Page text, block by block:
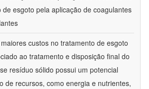
esgoto pela aplicação de coagulantes
custos no tratamento de esgoto
ao tratamento e disposição final do
resíduo sólido possui um potencial
de recursos, como energia e nutrientes,